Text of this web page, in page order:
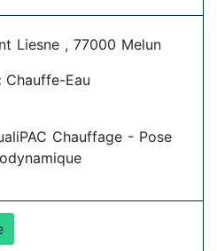
Liesne , 77000 Melun
Chauffe-Eau
Chauffage - Pose